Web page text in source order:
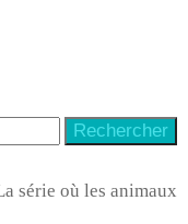
série où les animaux